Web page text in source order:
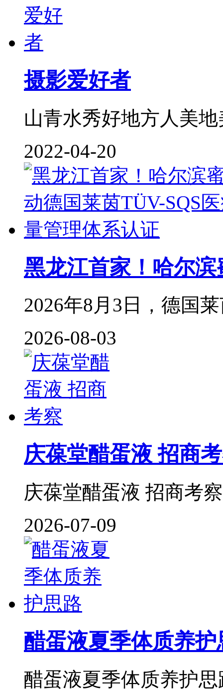
摄影爱好者
山青水秀好地方人美
2022-04-20
黑龙江首家！哈尔
2026年8月3日，德国
2026-08-03
庆葆堂醋蛋液 招商
庆葆堂醋蛋液 招商考
2026-07-09
醋蛋液夏季体质养护
醋蛋液夏季体质养护